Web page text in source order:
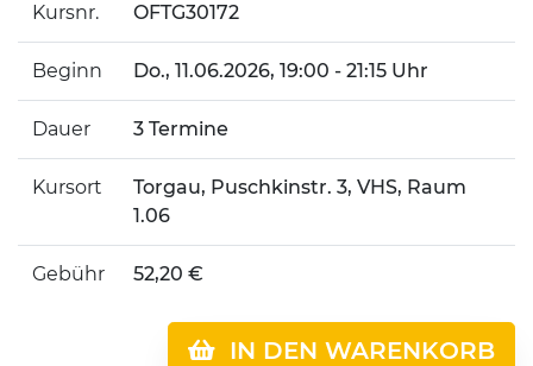
Kursnr. OFTG30172
Beginn Do., 11.06.2026, 19:00 - 21:15 Uhr
Dauer 3 Termine
Kursort
Torgau, Puschkinstr. 3, VHS, Raum
1.06
Gebühr 52,20 €
IN DEN WARENKORB